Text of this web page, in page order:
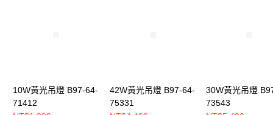
10W黃光吊燈 B97-64-
71412
42W黃光吊燈 B97-64-
75331
30W黃光吊燈
73543